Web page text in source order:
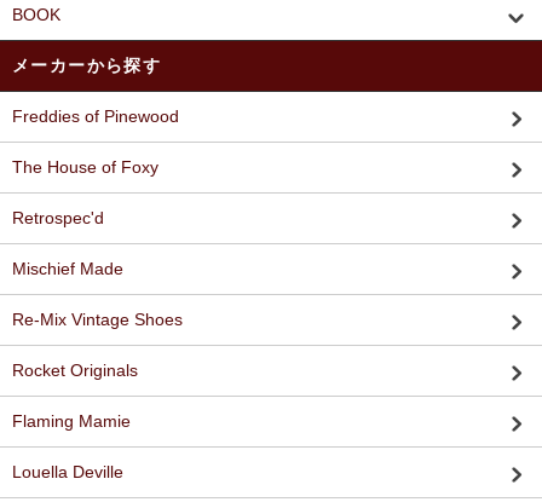
BOOK
メーカーから探す
Freddies of Pinewood
The House of Foxy
Retrospec'd
Mischief Made
Re-Mix Vintage Shoes
Rocket Originals
Flaming Mamie
Louella Deville